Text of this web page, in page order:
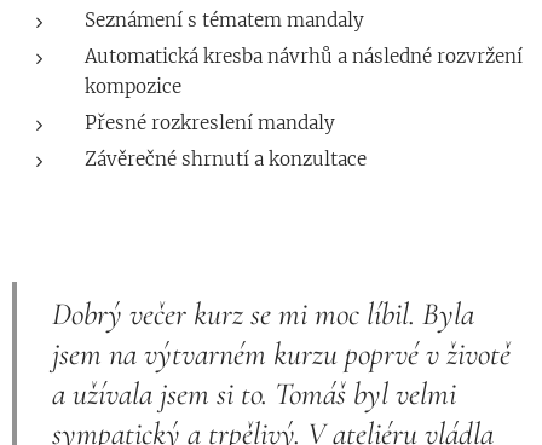
Seznámení s tématem mandaly
Automatická kresba návrhů a následné rozvržení
kompozice
Přesné rozkreslení mandaly
Závěrečné shrnutí a konzultace
Dobrý večer kurz se mi moc líbil. Byla
jsem na výtvarném kurzu poprvé v životě
a užívala jsem si to. Tomáš byl velmi
sympatický a trpělivý. V ateliéru vládla